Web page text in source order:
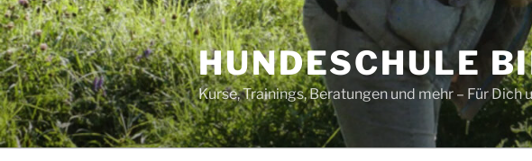
Zum
Inhalt
springen
HUNDESCHULE
Kurse, Trainings, Beratungen und mehr – Für Dich